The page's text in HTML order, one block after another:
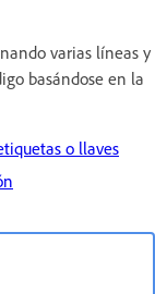
varias líneas y
basándose en la
o llaves